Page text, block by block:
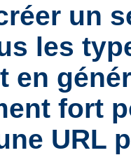
un
les
en
fort
URL